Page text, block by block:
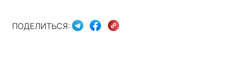
ПОДЕЛИТЬСЯ: